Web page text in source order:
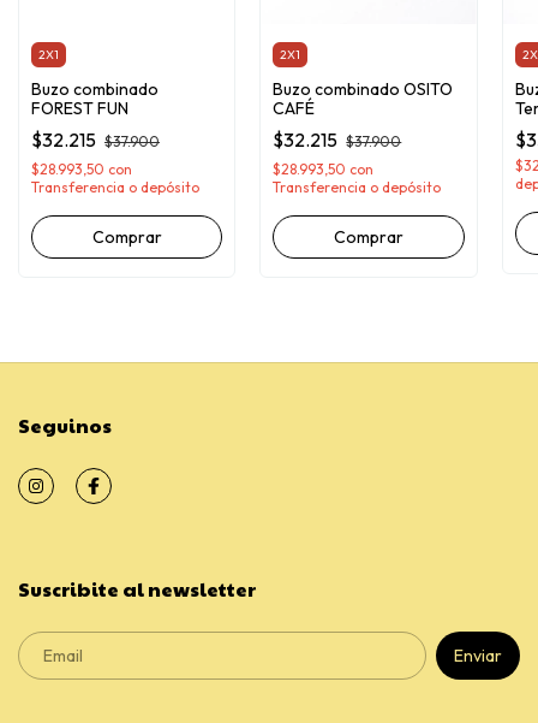
2X1
Buzo combinado
FOREST FUN
$32.215 $37.900
$28.993,50 con
Transferencia o depósito
Comprar
2X1
Buzo combinado OSITO
CAFÉ
$32.215 $37.900
$28.993,50 con
Transferencia o depósito
Comprar
Seguinos
Suscribite al newsletter